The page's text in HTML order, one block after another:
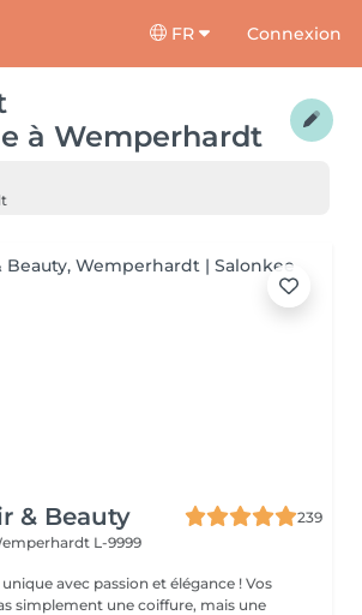
FR Connexion
à Wemperhardt
& Beauty
239
L-9999
élégance ! Vos
simplement une coiffure, mais une